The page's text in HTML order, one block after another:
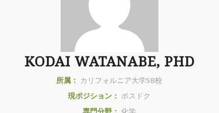
KODAI WATANABE, PHD
所属： カリフォルニア大学SB校
現ポジション： ポスドク
専門分野： 化学